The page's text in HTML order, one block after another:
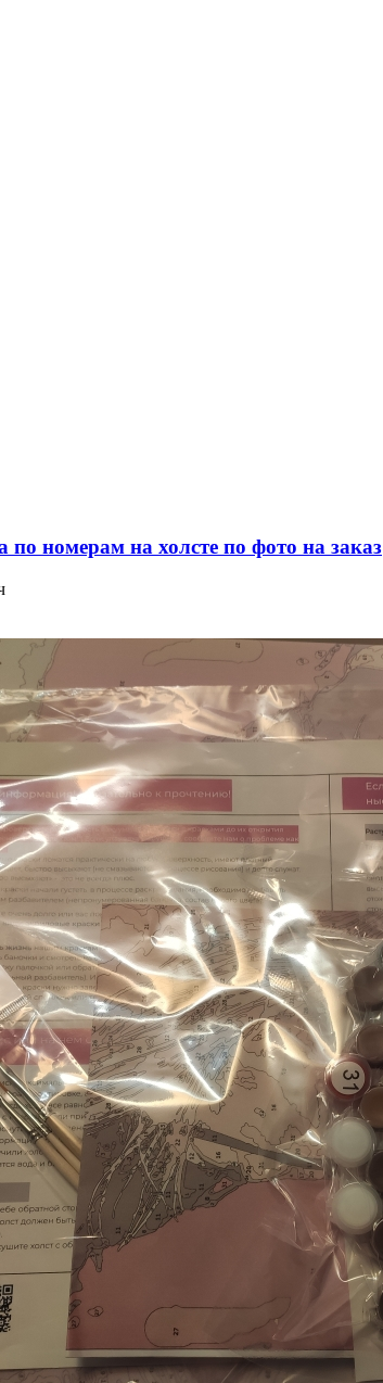
по номерам на холсте по фото на заказ